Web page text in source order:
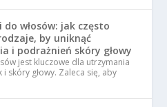
włosów: jak często
by uniknąć
i podrażnień skóry głowy
jest kluczowe dla utrzymania
skóry głowy. Zaleca się, aby